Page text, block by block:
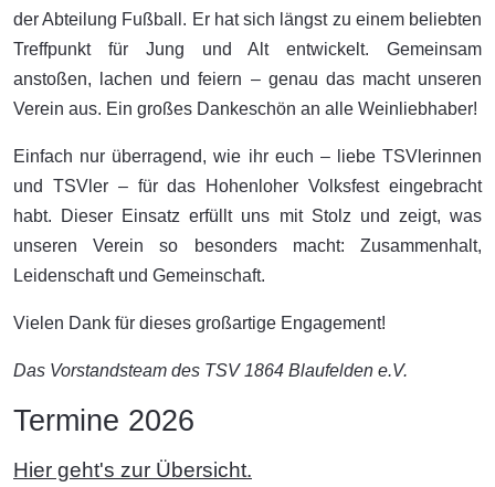
der Abteilung Fußball. Er hat sich längst zu einem beliebten
Treffpunkt für Jung und Alt entwickelt. Gemeinsam
anstoßen, lachen und feiern – genau das macht unseren
Verein aus. Ein großes Dankeschön an alle Weinliebhaber!
Einfach nur überragend, wie ihr euch – liebe TSVlerinnen
und TSVler – für das Hohenloher Volksfest eingebracht
habt. Dieser Einsatz erfüllt uns mit Stolz und zeigt, was
unseren Verein so besonders macht: Zusammenhalt,
Leidenschaft und Gemeinschaft.
Vielen Dank für dieses großartige Engagement!
Das Vorstandsteam des TSV 1864 Blaufelden e.V.
Termine 2026
Hier geht's zur Übersicht.